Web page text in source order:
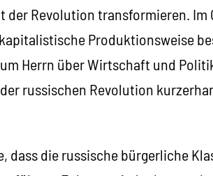
der Revolution transformieren.
Produktionsweise
Herrn über Wirtschaft und
russischen Revolution
dass die russische bürgerliche